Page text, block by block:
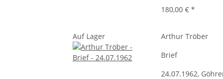
180,00 €*
Auf Lager
Arthur Tröber
Brief
24.07.1962,